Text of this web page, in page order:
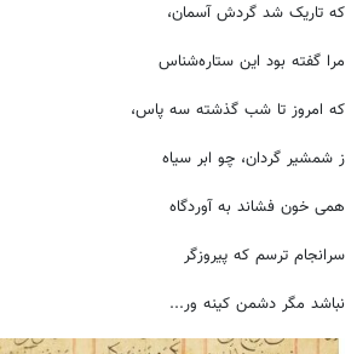
که تاریک شد گردش آسمان،
مرا گفته بود این ستاره‌شناس
که امروز تا شب گذشته سه پاس،
ز شمشیر گردان، چو ابر سیاه
همی خون فشاند به آوردگاه
سرانجام ترسم که پیروزگر
نباشد مگر دشمن کینه ور...